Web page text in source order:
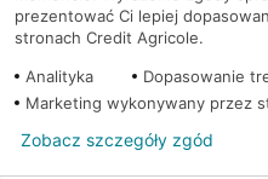
PolitykaCookies
© 2026 Credit Agricole Bank
prezentować Ci lepiej
stronach Credit Agricole.
Analityka
Dopasowanie
Marketing wykonywany przez
Zobacz szczegóły zgód